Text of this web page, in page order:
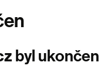
byl ukončen